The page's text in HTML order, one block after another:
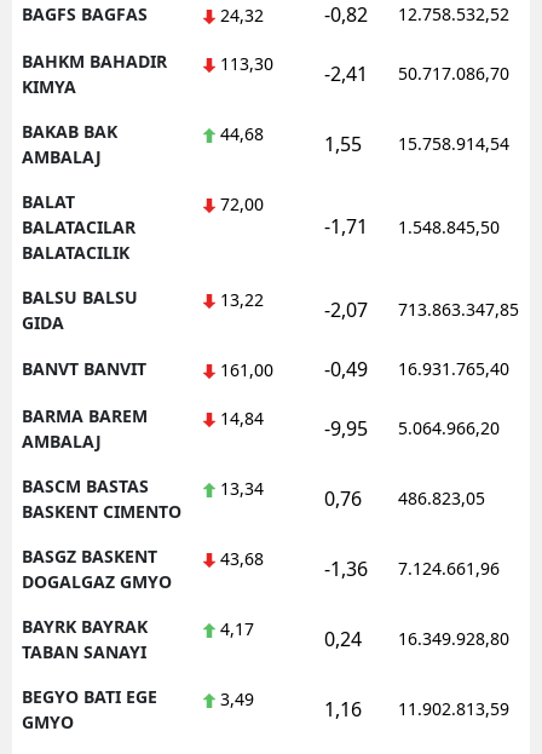
BAGFS BAGFAS 24,32 -0,82 12.758.532,52
BAHKM BAHADIR
KIMYA
113,30 -2,41 50.717.086,70
BAKAB BAK
AMBALAJ
44,68 1,55 15.758.914,54
BALAT
BALATACILAR
BALATACILIK
72,00
-1,71 1.548.845,50
BALSU BALSU
GIDA
13,22 -2,07 713.863.347,85
BANVT BANVIT 161,00 -0,49 16.931.765,40
BARMA BAREM
AMBALAJ
14,84 -9,95 5.064.966,20
BASCM BASTAS
BASKENT CIMENTO
13,34 0,76 486.823,05
BASGZ BASKENT
DOGALGAZ GMYO
43,68 -1,36 7.124.661,96
BAYRK BAYRAK
TABAN SANAYI
4,17 0,24 16.349.928,80
BEGYO BATI EGE
GMYO
3,49 1,16 11.902.813,59